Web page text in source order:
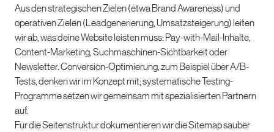
Aus den strategischen Zielen (etwa Brand Awareness) und
operativen Zielen (Leadgenerierung, Umsatzsteigerung) leiten
wir ab, was deine Website leisten muss: Pay-with-Mail-Inhalte,
Content-Marketing, Suchmaschinen-Sichtbarkeit oder
Newsletter. Conversion-Optimierung, zum Beispiel über A/B-
Tests, denken wir im Konzept mit; systematische Testing-
Programme setzen wir gemeinsam mit spezialisierten Partnern
auf.
Für die Seitenstruktur dokumentieren wir die Sitemap sauber